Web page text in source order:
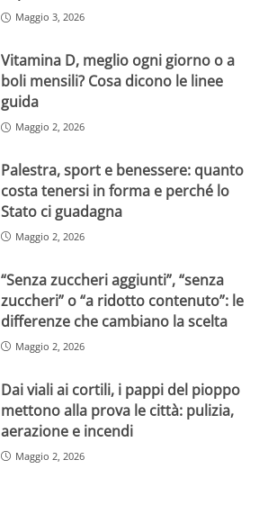
Maggio 3, 2026
Vitamina D, meglio ogni giorno o a
boli mensili? Cosa dicono le linee
guida
Maggio 2, 2026
Palestra, sport e benessere: quanto
costa tenersi in forma e perché lo
Stato ci guadagna
Maggio 2, 2026
“Senza zuccheri aggiunti”, “senza
zuccheri” o “a ridotto contenuto”: le
differenze che cambiano la scelta
Maggio 2, 2026
Dai viali ai cortili, i pappi del pioppo
mettono alla prova le città: pulizia,
aerazione e incendi
Maggio 2, 2026